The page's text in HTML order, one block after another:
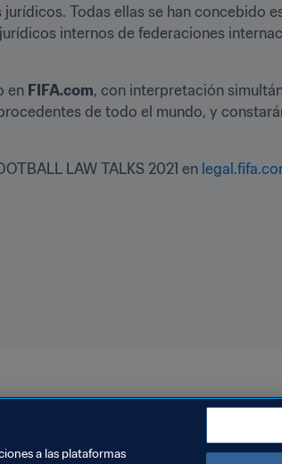
Todas ellas se han concebido
internos de federaciones
en FIFA.com, con interpretación
de todo el mundo, y
LAW TALKS 2021 en
a las plataformas